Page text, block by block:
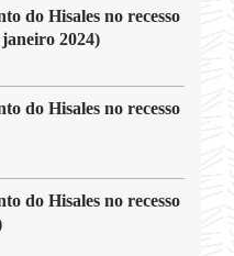
do Hisales no recesso
2024)
do Hisales no recesso
do Hisales no recesso